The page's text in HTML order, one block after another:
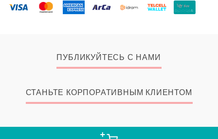
ПУБЛИКУЙТЕСЬ С НАМИ
СТАНЬТЕ КОРПОРАТИВНЫМ КЛИЕНТОМ
© 2026 Zangak Bookstore, all rights reserved